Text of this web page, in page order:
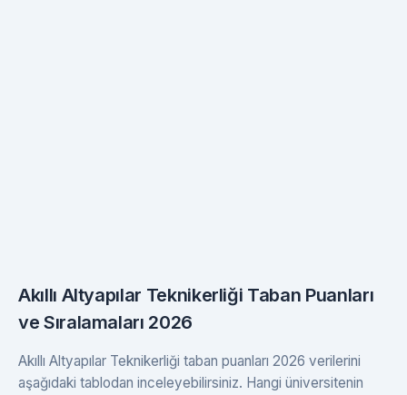
Akıllı Altyapılar Teknikerliği Taban Puanları
ve Sıralamaları 2026
Akıllı Altyapılar Teknikerliği taban puanları 2026 verilerini
aşağıdaki tablodan inceleyebilirsiniz. Hangi üniversitenin